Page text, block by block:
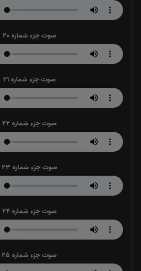
صوت جزء شماره 20
صوت جزء شماره 21
صوت جزء شماره 22
صوت جزء شماره 23
صوت جزء شماره 24
صوت جزء شماره 25